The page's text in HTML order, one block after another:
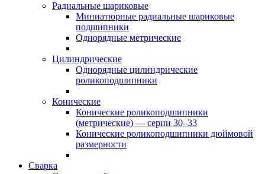
Радиальные шариковые
Миниатюрные радиальные шариковые
подшипники
Однорядные метрические
Цилиндрические
Однорядные цилиндрические
роликоподшипники
Конические
Конические роликоподшипники
(метрические) — серии 30–33
Конические роликоподшипники дюймовой
размерности
Сварка